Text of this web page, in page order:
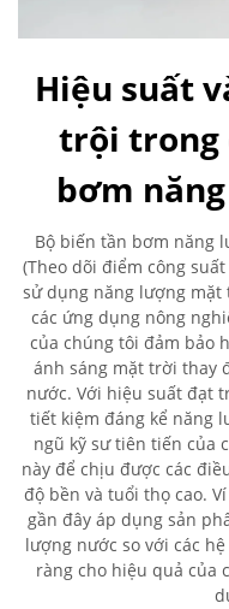
Hiệu suất
trội trong
bơm
Bộ biến tần bơm năng
(Theo dõi điểm công
sử dụng năng lượng
các ứng dụng nông
của chúng tôi đảm bảo
ánh sáng mặt trời thay
nước. Với hiệu suất đạt
tiết kiệm đáng kể năng
ngũ kỹ sư tiên tiến của
này để chịu được các
độ bền và tuổi thọ cao.
gần đây áp dụng sản
lượng nước so với các
ràng cho hiệu quả của